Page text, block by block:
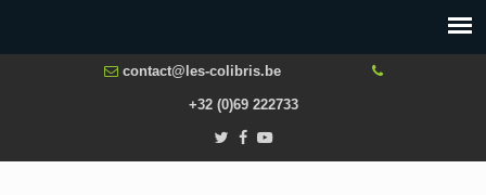
contact@les-colibris.be
+32 (0)69 222733